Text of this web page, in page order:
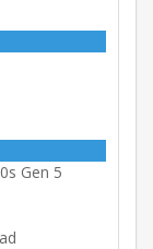
Gen 5